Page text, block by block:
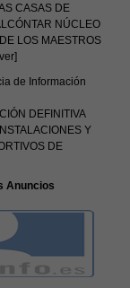
CASAS DE
NÚCLEO
LOS MAESTROS
de Información
DEFINITIVA
Y
DE
Anuncios